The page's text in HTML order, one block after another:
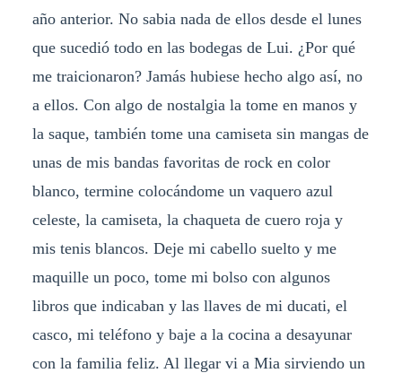
año anterior. No sabia nada de ellos desde el lunes
que sucedió todo en las bodegas de Lui. ¿Por qué
me traicionaron? Jamás hubiese hecho algo así, no
a ellos. Con algo de nostalgia la tome en manos y
la saque, también tome una camiseta sin mangas de
unas de mis bandas favoritas de rock en color
blanco, termine colocándome un vaquero azul
celeste, la camiseta, la chaqueta de cuero roja y
mis tenis blancos. Deje mi cabello suelto y me
maquille un poco, tome mi bolso con algunos
libros que indicaban y las llaves de mi ducati, el
casco, mi teléfono y baje a la cocina a desayunar
con la familia feliz. Al llegar vi a Mia sirviendo un